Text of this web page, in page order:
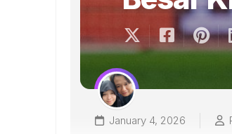
January 4, 2026